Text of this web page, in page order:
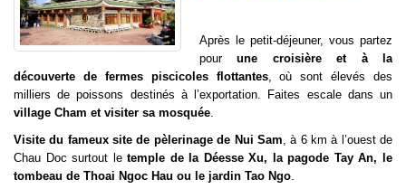
Après le petit-déjeuner, vous partez
pourune croisière et à la
découverte de fermes piscicoles flottantes, où sont élevés des
milliers de poissons destinés à l’exportation. Faites escale dans un
village Cham et visiter sa mosquée
Visite du fameux site de pèlerinage de Nui Sam , à 6 km à l’ouest de
Chau Doc surtout letemple de la Déesse Xu, la pagode Tay An, le
tombeau de Thoai Ngoc Hau ou le jardin Tao Ngo